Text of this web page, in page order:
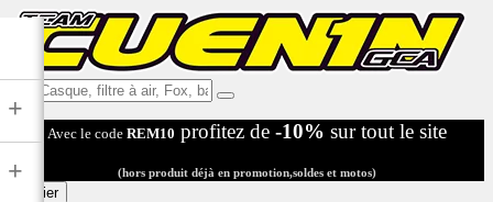
Ex:
Casque,
filtre
air,
Fox,
Avec le code REM10 profitez de -10% sur tout le site
(hors produit déjà en promotion,soldes et motos)
Panier
+
+